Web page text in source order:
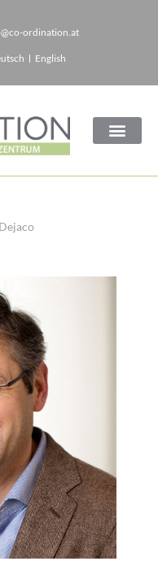
ordination.at
English